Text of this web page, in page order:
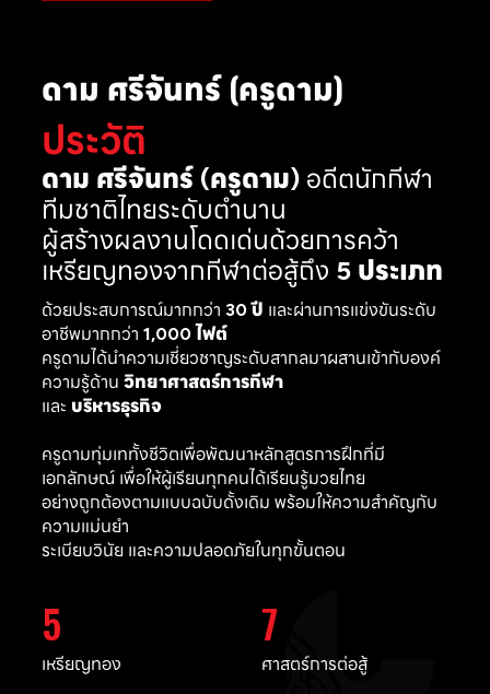
ดาม ศรีจันทร์ (ครูดาม)
ประวัติ
ดาม ศรีจันทร์ (ครูดาม)อดีตนักกีฬา
ทีมชาติไทยระดับตำนาน
ผู้สร้างผลงานโดดเด่นด้วยการคว้า
เหรียญทองจากกีฬาต่อสู้ถึง 5 ประเภท
ด้วยประสบการณ์มากกว่า 30 ปี และผ่านการแข่งขันระดับ
อาชีพมากกว่า 1,000 ไฟต์
ครูดามได้นำความเชี่ยวชาญระดับสากลมาผสานเข้ากับองค์
ความรู้ด้าน วิทยาศาสตร์การกีฬา
และ บริหารธุรกิจ
ครูดามทุ่มเททั้งชีวิตเพื่อพัฒนาหลักสูตรการฝึกที่มี
เอกลักษณ์ เพื่อให้ผู้เรียนทุกคนได้เรียนรู้มวยไทย
อย่างถูกต้องตามแบบฉบับดั้งเดิม พร้อมให้ความสำคัญกับ
ความแม่นยำ
ระเบียบวินัย และความปลอดภัยในทุกขั้นตอน
5
เหรียญทอง
7
ศาสตร์การต่อสู้